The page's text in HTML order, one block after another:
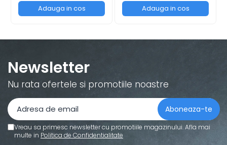
Adauga in cos Adauga in cos
Newsletter
Nu rata ofertele si promotiile noastre
Vreau sa primesc newsletter cu promotiile magazinului. Afla mai
multe in Politica de Confidentialitate